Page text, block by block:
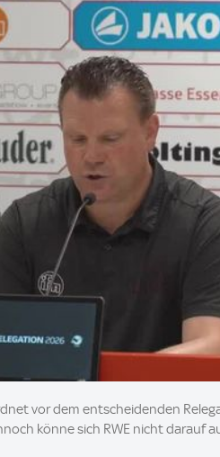
vor dem entscheidenden
könne sich RWE nicht darauf